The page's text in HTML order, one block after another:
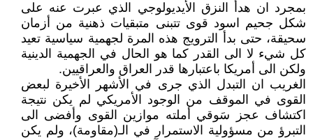
بمجرد ان هدأ النزق الأيديولوجي الذي عبرت عنه على
شكل جحيم اسود قوى تتبنى متبقيات ذهنية من أزمان
سحيقة، حتى بدأ الترويج هذه المرة لجهمية سياسية تعيد
كل شيء لا الى القدر كما هو الحال في الجهمية الدينية
ولكن الى أمريكا باعتبارها قدر العراق والعراقيين.
الغريب ان التبدل الذي جرى في الأشهر الأخيرة لبعض
القوى في الموقف من الوجود الأمريكي لم يكن نتيجة
اكتشاف عجز سَوقي أملته موازين القوى وأفضى الى
التبرؤ من مسؤولية الاستمرار في الـ(مقاومة)، ولم يكن